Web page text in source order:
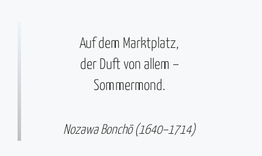
Auf dem Marktplatz,
der Duft von allem –
Sommermond.
Nozawa Bonchō (1640–1714)